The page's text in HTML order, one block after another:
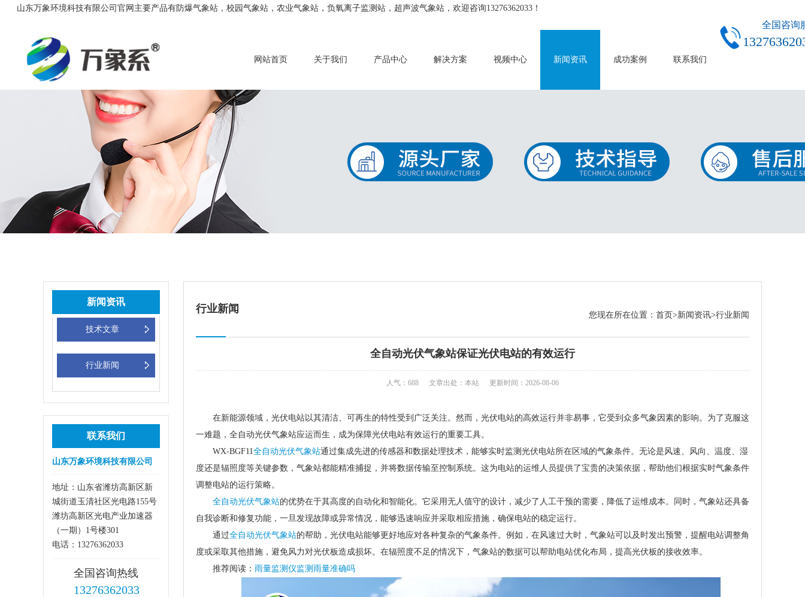
山东万象环境科技有限公司官网主要产品有防爆气象站，校园气象站，农业气象站，负氧离子监测站，超声波气象站，欢迎咨询13276362033！
全国咨询
网站首页 关于我们 产品中心 解决方案 视频中心 新闻资讯 成功案例 联系我们
新闻资讯
技术文章
行业新闻
联系我们
山东万象环境科技有限公司
地址：山东省潍坊高新区新
城街道玉清社区光电路155号
潍坊高新区光电产业加速器
（一期）1号楼301
电话：13276362033
全国咨询热线
13276362033
您现在所在位置： 首页>新闻资讯>行业新闻
行业新闻
全自动光伏气象站保证光伏电站的有效运行
人气：688 文章出处：本站 更新时间：2026-08-06
在新能源领域，光伏电站以其清洁、可再生的特性受到广泛关注。然而，光伏电站的高效运行并非易事，它受到众多气象因素的影响。为了克服这
一难题，全自动光伏气象站应运而生，成为保障光伏电站有效运行的重要工具。
WX-BGF11全自动光伏气象站通过集成先进的传感器和数据处理技术，能够实时监测光伏电站所在区域的气象条件。无论是风速、风向、温度、湿
度还是辐照度等关键参数，气象站都能精准捕捉，并将数据传输至控制系统。这为电站的运维人员提供了宝贵的决策依据，帮助他们根据实时气象条件
调整电站的运行策略。
全自动光伏气象站的优势在于其高度的自动化和智能化。它采用无人值守的设计，减少了人工干预的需要，降低了运维成本。同时，气象站还具备
自我诊断和修复功能，一旦发现故障或异常情况，能够迅速响应并采取相应措施，确保电站的稳定运行。
通过全自动光伏气象站的帮助，光伏电站能够更好地应对各种复杂的气象条件。例如，在风速过大时，气象站可以及时发出预警，提醒电站调整角
度或采取其他措施，避免风力对光伏板造成损坏。在辐照度不足的情况下，气象站的数据可以帮助电站优化布局，提高光伏板的接收效率。
推荐阅读： 雨量监测仪监测雨量准确吗